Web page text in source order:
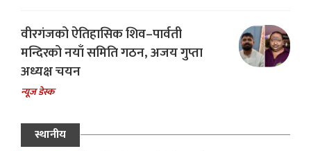
वीरगंजको ऐतिहासिक शिव–पार्वती
मन्दिरको नयाँ समिति गठन, अजय गुप्ता
अध्यक्ष चयन
न्यूज डेस्क
स्थानीय